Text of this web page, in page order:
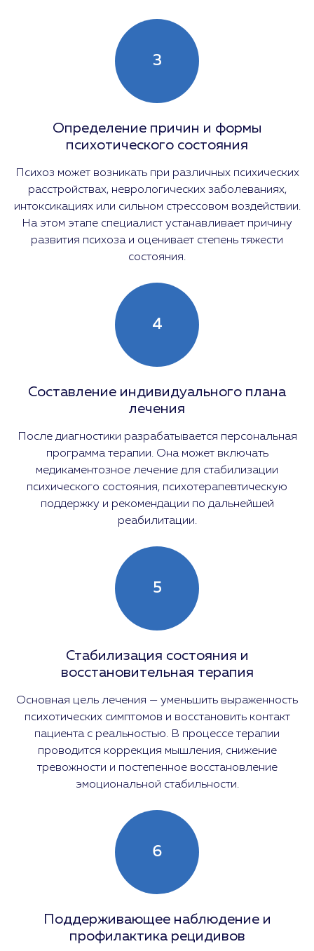
3
Определение причин и формы
психотического состояния
Психоз может возникать при различных психических
расстройствах, неврологических заболеваниях,
интоксикациях или сильном стрессовом воздействии.
На этом этапе специалист устанавливает причину
развития психоза и оценивает степень тяжести
состояния.
4
Составление индивидуального плана
лечения
После диагностики разрабатывается персональная
программа терапии. Она может включать
медикаментозное лечение для стабилизации
психического состояния, психотерапевтическую
поддержку и рекомендации по дальнейшей
реабилитации.
5
Стабилизация состояния и
восстановительная терапия
Основная цель лечения — уменьшить выраженность
психотических симптомов и восстановить контакт
пациента с реальностью. В процессе терапии
проводится коррекция мышления, снижение
тревожности и постепенное восстановление
эмоциональной стабильности.
6
Поддерживающее наблюдение и
профилактика рецидивов